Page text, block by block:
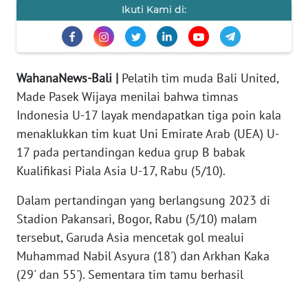
Ikuti Kami di:
WahanaNews-Bali | Pelatih tim muda Bali United,
Made Pasek Wijaya menilai bahwa timnas
Indonesia U-17 layak mendapatkan tiga poin kala
menaklukkan tim kuat Uni Emirate Arab (UEA) U-
17 pada pertandingan kedua grup B babak
Kualifikasi Piala Asia U-17, Rabu (5/10).
Dalam pertandingan yang berlangsung 2023 di
Stadion Pakansari, Bogor, Rabu (5/10) malam
tersebut, Garuda Asia mencetak gol mealui
Muhammad Nabil Asyura (18') dan Arkhan Kaka
(29' dan 55'). Sementara tim tamu berhasil
MEDIA
SIBER
REDAKSI
KARIR
DISCLAIMER
Wahana
News
Regional